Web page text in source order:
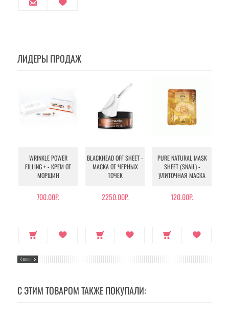
ЛИДЕРЫ ПРОДАЖ
WRINKLE POWER
FILLING + - КРЕМ ОТ
МОРЩИН
700.00Р.
BLACKHEAD OFF SHEET -
МАСКА ОТ ЧЕРНЫХ
ТОЧЕК
2250.00Р.
PURE NATURAL MASK
SHEET (SNAIL) -
УЛИТОЧНАЯ МАСКА
120.00Р.
С ЭТИМ ТОВАРОМ ТАКЖЕ ПОКУПАЛИ: